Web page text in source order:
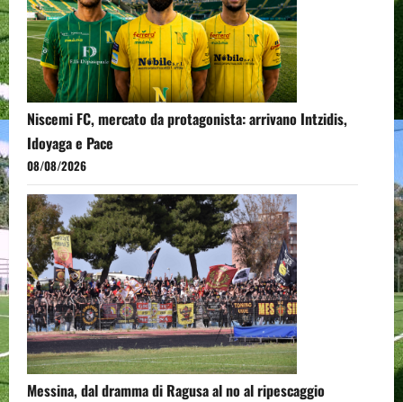
Niscemi FC, mercato da protagonista: arrivano Intzidis,
Idoyaga e Pace
08/08/2026
Messina, dal dramma di Ragusa al no al ripescaggio